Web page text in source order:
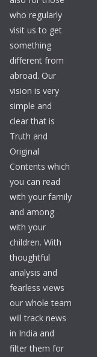
who regularly
visit us to get
something
different from
abroad. Our
vision is very
simple and
clear that is
Truth and
Original
Contents which
you can read
with your family
and among
with your
children. With
thoughtful
analysis and
fearless views
our whole team
will track news
in India and
filter them for